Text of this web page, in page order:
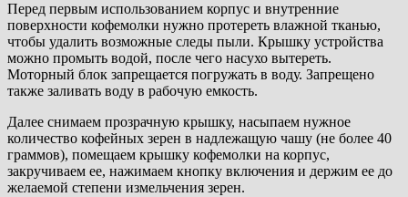
Перед первым использованием корпус и внутренние
поверхности кофемолки нужно протереть влажной тканью,
чтобы удалить возможные следы пыли. Крышку устройства
можно промыть водой, после чего насухо вытереть.
Моторный блок запрещается погружать в воду. Запрещено
также заливать воду в рабочую емкость.
Далее снимаем прозрачную крышку, насыпаем нужное
количество кофейных зерен в надлежащую чашу (не более 40
граммов), помещаем крышку кофемолки на корпус,
закручиваем ее, нажимаем кнопку включения и держим ее до
желаемой степени измельчения зерен.